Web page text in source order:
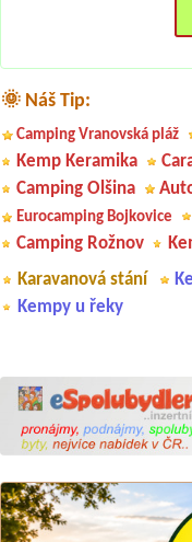
🌞 Náš Tip:
Camping Vranovská pláž
Kemp Keramika
Camping Olšina
Eurocamping Bojkovice
Camping Rožnov
Karavanová stání
Kempy u řeky